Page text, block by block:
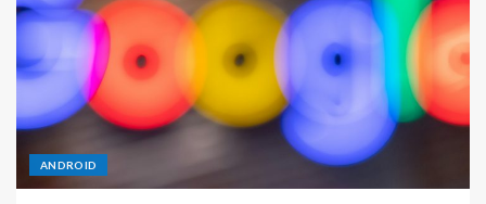
ANDROID